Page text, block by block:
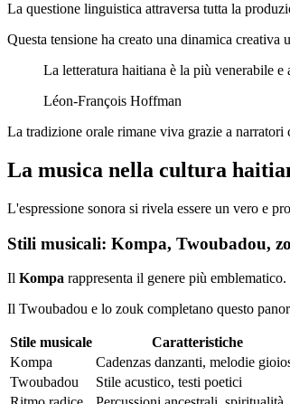
La questione linguistica attraversa tutta la
Questa tensione ha creato una dinamica
La letteratura haitiana è la più venerabile
Léon-François Hoffman
La tradizione orale rimane viva grazie a narratori
La musica nella cultura
L'espressione sonora si rivela essere un vero e
Stili musicali: Kompa, Twoubadou,
Il Kompa rappresenta il genere più
Il Twoubadou e lo zouk completano questo
Stile musicale Caratteristiche
Kompa
Cadenzas danzanti, melodie
Twoubadou
Stile acustico, testi poetici